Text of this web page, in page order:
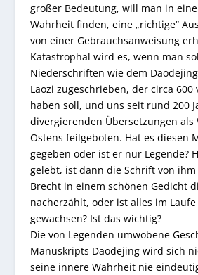
großer Bedeutung, will man in
Wahrheit finden, eine „richtige“
von einer Gebrauchsanweisung
Katastrophal wird es, wenn man
Niederschriften wie dem
Laozi zugeschrieben, der circa 600
haben soll, und uns seit rund 200
divergierenden Übersetzungen als
Ostens feilgeboten. Hat es diesen
gegeben oder ist er nur Legende?
gelebt, ist dann die Schrift von
Brecht in einem schönen Gedicht
nacherzählt, oder ist alles im
gewachsen? Ist das wichtig?
Die von Legenden umwobene
Manuskripts Daodejing wird sich
seine innere Wahrheit nie